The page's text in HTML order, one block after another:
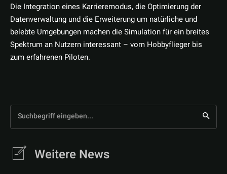
Die Integration eines Karrieremodus, die Optimierung der
Datenverwaltung und die Erweiterung um natürliche und
belebte Umgebungen machen die Simulation für ein breites
Spektrum an Nutzern interessant – vom Hobbyflieger bis
zum erfahrenen Piloten.
Suchbegriff eingeben...
Weitere News